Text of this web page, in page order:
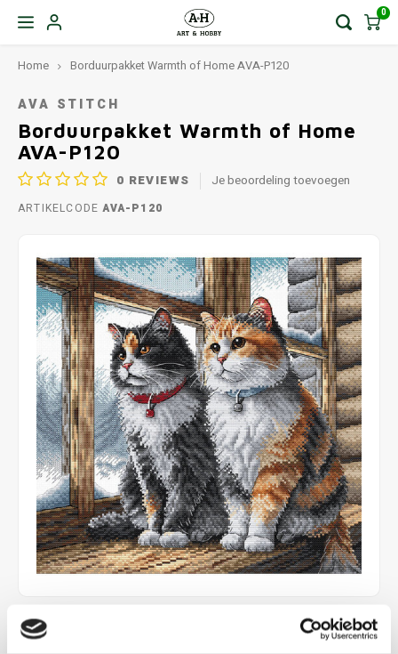
0
Home Borduurpakket Warmth of Home AVA-P120
AVA STITCH
Borduurpakket Warmth of Home
AVA-P120
0 REVIEWS Je beoordeling toevoegen
ARTIKELCODE AVA-P120
€39,50